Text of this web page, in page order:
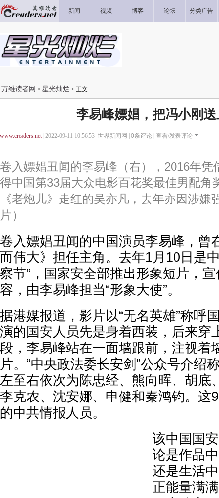
新闻 视频 博客 论坛 分类广告
万维读者网 > 星光灿烂 > 正文
李易峰嫖娼，把冯小刚
www.creaders.net| 2022-09-11 10:56:53 世界新闻网 | 0条评论 | 查看/发表评论
卷入嫖娼丑闻的李易峰（右），2016年凭
得中国第33届大众电影百花奖最佳男配角
《老炮儿》走红的吴亦凡，去年亦因涉嫌
片）
卷入嫖娼丑闻的中国演员李易峰，曾
而伟大》担任主角。去年1月10日是
察节”，国家安全部推出形象短片，
容，由李易峰担当“形象大使”。
据港媒报道，影片以“无名英雄”称呼
演的国安人员先是身着西装，后来穿
段，李易峰站在一面墙跟前，注视着
片。“中央政法委长安剑”公众号介绍
左至右依次为陈忠经、熊向晖、胡底
李克农、沈安娜、申健和秦鸿钧。这
的中共情报人员。
该中国国
论是作品
还是生活
正能量满